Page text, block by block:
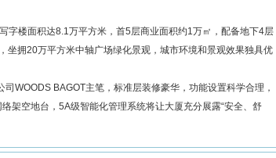
楼面积达8.1万平方米，首5层商业面积约1万㎡，配备地下4层
拥20万平方米中轴广场绿化景观，城市环境和景观效果独具优
BAGOT主笔，标准层装修豪华，功能设置科学合理，
架空地台，5A级智能化管理系统将让大厦充分展露“安全、舒